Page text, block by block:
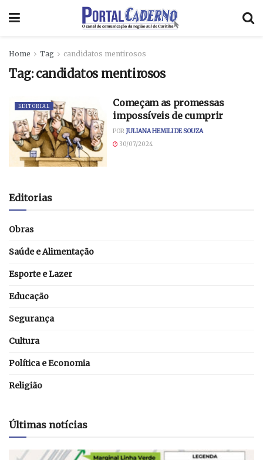
Home Tag candidatos mentirosos
Tag: candidatos mentirosos
EDITORIAL
Começam as promessas
impossíveis de cumprir
POR JULIANA HEMILI DE SOUZA
30/07/2024
Editorias
Obras
Saúde e Alimentação
Esporte e Lazer
Educação
Segurança
Cultura
Política e Economia
Religião
Últimas notícias